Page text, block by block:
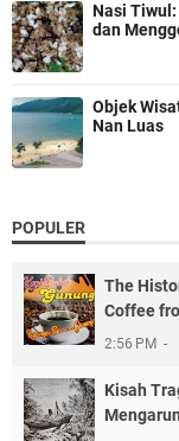
Nasi
dan
Objek
Nan Luas
POPULER
The
Coffee
2:56 PM
Kisah